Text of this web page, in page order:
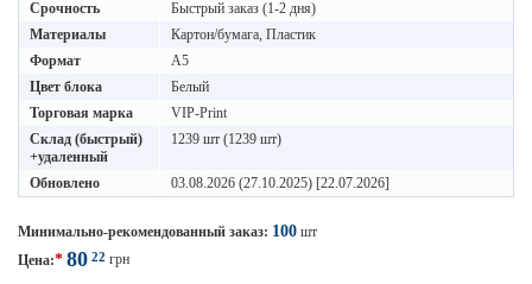
Срочность
Быстрый заказ (1-2 дня)
Материалы
Картон/бумага, Пластик
Формат
A5
Цвет блока
Белый
Торговая марка
VIP-Print
Склад (быстрый)
+удаленный
1239 шт (1239 шт)
Обновлено 03.08.2026 (27.10.2025) [22.07.2026]
Минимально-рекомендованный заказ: 100 шт
Цена:* 80 22 грн